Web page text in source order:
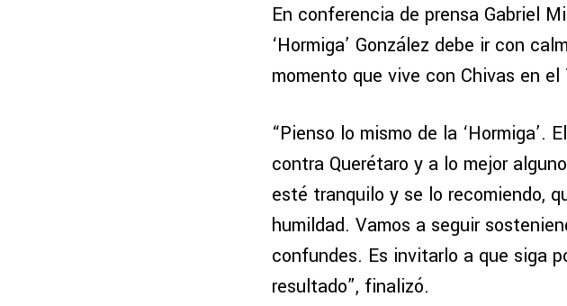
En conferencia de prensa Gabriel
‘Hormiga’ González debe ir con
momento que vive con Chivas en
“Pienso lo mismo de la
contra Querétaro y a lo mejor
esté tranquilo y se lo recomiendo,
humildad. Vamos a seguir
confundes. Es invitarlo a que siga
resultado”, finalizó.